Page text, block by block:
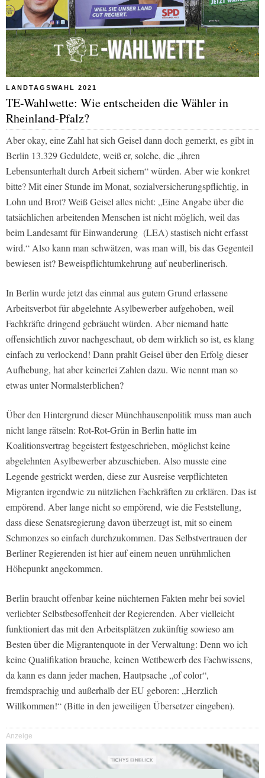
LANDTAGSWAHL 2021
TE-Wahlwette: Wie entscheiden die Wähler in
Rheinland-Pfalz?
Aber okay, eine Zahl hat sich Geisel dann doch gemerkt, es gibt in
Berlin 13.329 Geduldete, weiß er, solche, die „ihren
Lebensunterhalt durch Arbeit sichern“ würden. Aber wie konkret
bitte? Mit einer Stunde im Monat, sozialversicherungspflichtig, in
Lohn und Brot? Weiß Geisel alles nicht: „Eine Angabe über die
tatsächlichen arbeitenden Menschen ist nicht möglich, weil das
beim Landesamt für Einwanderung (LEA) stastisch nicht erfasst
wird.“ Also kann man schwätzen, was man will, bis das Gegenteil
bewiesen ist? Beweispflichtumkehrung auf neuberlinerisch.
In Berlin wurde jetzt das einmal aus gutem Grund erlassene
Arbeitsverbot für abgelehnte Asylbewerber aufgehoben, weil
Fachkräfte dringend gebräucht würden. Aber niemand hatte
offensichtlich zuvor nachgeschaut, ob dem wirklich so ist, es klang
einfach zu verlockend! Dann prahlt Geisel über den Erfolg dieser
Aufhebung, hat aber keinerlei Zahlen dazu. Wie nennt man so
etwas unter Normalsterblichen?
Über den Hintergrund dieser Münchhausenpolitik muss man auch
nicht lange rätseln: Rot-Rot-Grün in Berlin hatte im
Koalitionsvertrag begeistert festgeschrieben, möglichst keine
abgelehnten Asylbewerber abzuschieben. Also musste eine
Legende gestrickt werden, diese zur Ausreise verpflichteten
Migranten irgendwie zu nützlichen Fachkräften zu erklären. Das ist
empörend. Aber lange nicht so empörend, wie die Feststellung,
dass diese Senatsregierung davon überzeugt ist, mit so einem
Schmonzes so einfach durchzukommen. Das Selbstvertrauen der
Berliner Regierenden ist hier auf einem neuen unrühmlichen
Höhepunkt angekommen.
Berlin braucht offenbar keine nüchternen Fakten mehr bei soviel
verliebter Selbstbesoffenheit der Regierenden. Aber vielleicht
funktioniert das mit den Arbeitsplätzen zukünftig sowieso am
Besten über die Migrantenquote in der Verwaltung: Denn wo ich
keine Qualifikation brauche, keinen Wettbewerb des Fachwissens,
da kann es dann jeder machen, Hautpsache „of color“,
fremdsprachig und außerhalb der EU geboren: „Herzlich
Willkommen!“ (Bitte in den jeweiligen Übersetzer eingeben).
Anzeige